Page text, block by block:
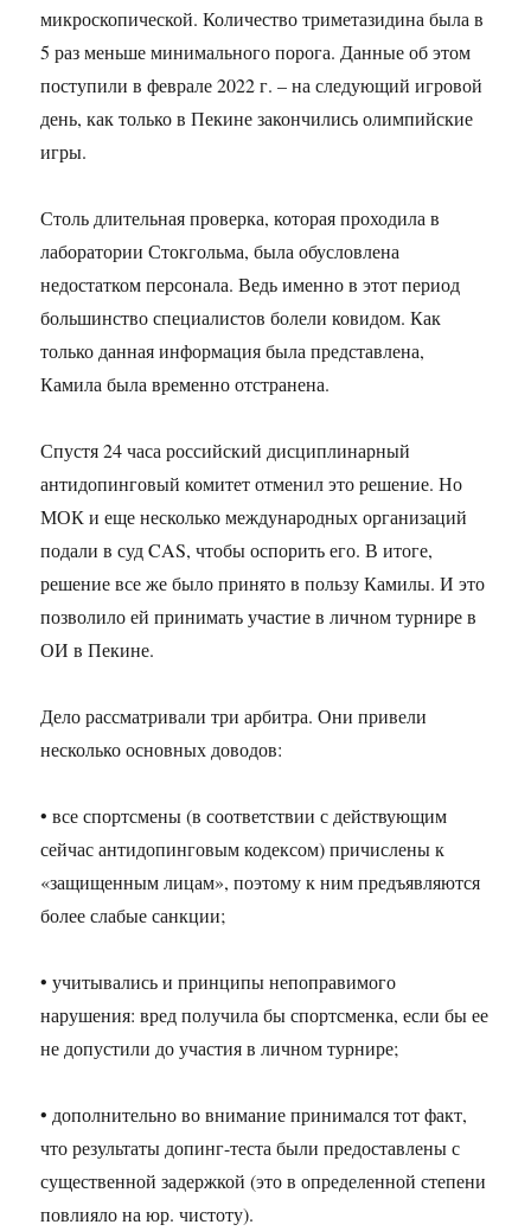
микроскопической. Количество триметазидина была в
5 раз меньше минимального порога. Данные об этом
поступили в феврале 2022 г. – на следующий игровой
день, как только в Пекине закончились олимпийские
игры.
Столь длительная проверка, которая проходила в
лаборатории Стокгольма, была обусловлена
недостатком персонала. Ведь именно в этот период
большинство специалистов болели ковидом. Как
только данная информация была представлена,
Камила была временно отстранена.
Спустя 24 часа российский дисциплинарный
антидопинговый комитет отменил это решение. Но
МОК и еще несколько международных организаций
подали в суд CAS, чтобы оспорить его. В итоге,
решение все же было принято в пользу Камилы. И это
позволило ей принимать участие в личном турнире в
ОИ в Пекине.
Дело рассматривали три арбитра. Они привели
несколько основных доводов:
• все спортсмены (в соответствии с действующим
сейчас антидопинговым кодексом) причислены к
«защищенным лицам», поэтому к ним предъявляются
более слабые санкции;
• учитывались и принципы непоправимого
нарушения: вред получила бы спортсменка, если бы ее
не допустили до участия в личном турнире;
• дополнительно во внимание принимался тот факт,
что результаты допинг-теста были предоставлены с
существенной задержкой (это в определенной степени
повлияло на юр. чистоту).